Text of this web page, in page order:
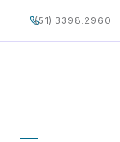
(51) 3398.2960